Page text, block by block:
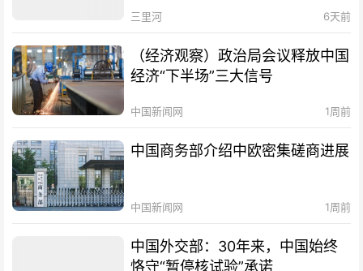
三里河 6天前
（经济观察）政治局会议释放中国
经济“下半场”三大信号
中国新闻网 1周前
中国商务部介绍中欧密集磋商进展
中国新闻网 1周前
中国外交部：30年来，中国始终
恪守“暂停核试验”承诺